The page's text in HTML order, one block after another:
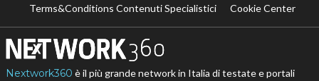
Terms&Conditions Contenuti Specialistici
Cookie Center
Nextwork360 è il più grande network in Italia di testate e portali